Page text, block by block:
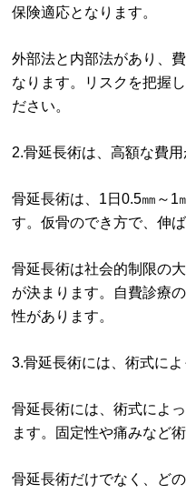
保険適応となります。
外部法と内部法があり、
なります。リスクを把握
ださい。
2.骨延長術は、高額な費
骨延長術は、1日0.5㎜～1
す。仮骨のでき方で、伸
骨延長術は社会的制限の
が決まります。自費診療
性があります。
3.骨延長術には、術式に
骨延長術には、術式によ
ます。固定性や痛みなど
骨延長術だけでなく、ど